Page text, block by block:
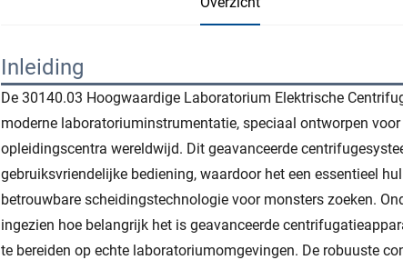
Inleiding
De 30140.03 Hoogwaardige Laboratorium Elektrische
moderne laboratoriuminstrumentatie, speciaal ontworpen
opleidingscentra wereldwijd. Dit geavanceerde
gebruiksvriendelijke bediening, waardoor het een essentieel
betrouwbare scheidingstechnologie voor monsters zoeken.
ingezien hoe belangrijk het is geavanceerde
te bereiden op echte laboratoriumomgevingen. De robuuste